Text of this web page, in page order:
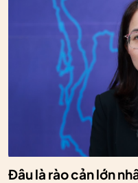
Đâu là rào cản lớn